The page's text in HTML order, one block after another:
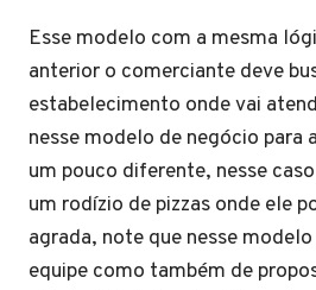
Esse modelo com a mesma
anterior o comerciante deve
estabelecimento onde vai
nesse modelo de negócio para
um pouco diferente, nesse
um rodízio de pizzas onde ele
agrada, note que nesse
equipe como também de